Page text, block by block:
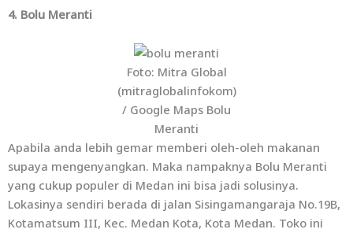
4. Bolu Meranti
Foto: Mitra Global
(mitraglobalinfokom)
/ Google Maps Bolu
Meranti
Apabila anda lebih gemar memberi oleh-oleh makanan
supaya mengenyangkan. Maka nampaknya Bolu Meranti
yang cukup populer di Medan ini bisa jadi solusinya.
Lokasinya sendiri berada di jalan Sisingamangaraja No.19B,
Kotamatsum III, Kec. Medan Kota, Kota Medan. Toko ini